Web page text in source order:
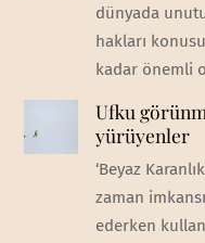
dünyada
hakları
kadar önemli
Ufku
yürüyenler
‘Beyaz
zaman
ederken